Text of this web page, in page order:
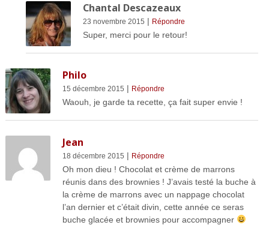
Chantal Descazeaux
23 novembre 2015 | Répondre
Super, merci pour le retour!
Philo
15 décembre 2015 | Répondre
Waouh, je garde ta recette, ça fait super envie !
Jean
18 décembre 2015 | Répondre
Oh mon dieu ! Chocolat et crème de marrons
réunis dans des brownies ! J’avais testé la buche à
la crème de marrons avec un nappage chocolat
l’an dernier et c’était divin, cette année ce seras
buche glacée et brownies pour accompagner